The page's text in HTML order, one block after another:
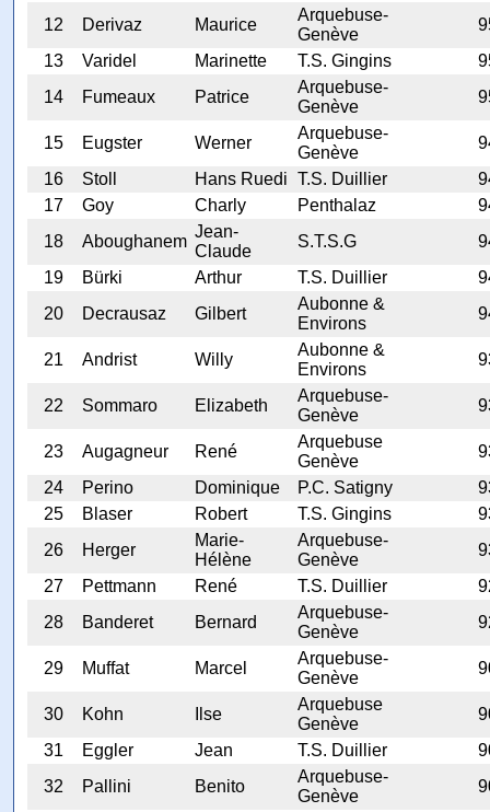
12
Derivaz Maurice
Arquebuse-
Genève
13
Varidel Marinette T.S. Gingins
14
Fumeaux Patrice
Arquebuse-
Genève
15 Eugster Werner
Arquebuse-
Genève
16
Stoll Hans Ruedi T.S. Duillier
17
Goy Charly Penthalaz
18
Aboughanem
Jean-
Claude
S.T.S.G
19
Bürki Arthur T.S. Duillier
20
Decrausaz Gilbert
Aubonne &
Environs
21 Andrist Willy
Aubonne &
Environs
22 Sommaro Elizabeth
Arquebuse-
Genève
23 Augagneur René
Arquebuse
Genève
24
Perino Dominique P.C. Satigny
25
Blaser Robert T.S. Gingins
26
Herger
Marie-
Hélène
Arquebuse-
Genève
27
Pettmann René T.S. Duillier
28
Banderet Bernard
Arquebuse-
Genève
29 Muffat Marcel
Arquebuse-
Genève
30 Kohn Ilse
Arquebuse
Genève
31
Eggler Jean T.S. Duillier
32
Pallini Benito
Arquebuse-
Genève